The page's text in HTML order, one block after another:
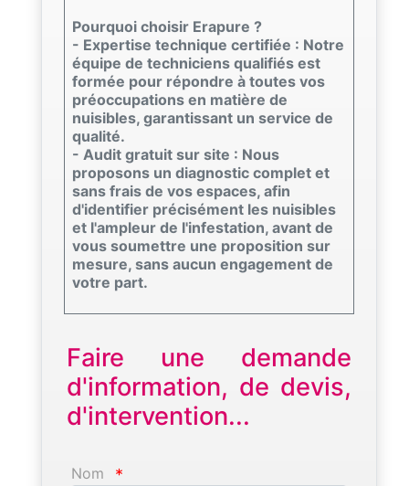
Pourquoi choisir Erapure ?
- Expertise technique certifiée : Notre
équipe de techniciens qualifiés est
formée pour répondre à toutes vos
préoccupations en matière de
nuisibles, garantissant un service de
qualité.
- Audit gratuit sur site : Nous
proposons un diagnostic complet et
sans frais de vos espaces, afin
d'identifier précisément les nuisibles
et l'ampleur de l'infestation, avant de
vous soumettre une proposition sur
mesure, sans aucun engagement de
votre part.
Faire une demande
d'information, de devis,
d'intervention...
Nom *